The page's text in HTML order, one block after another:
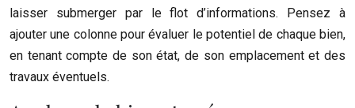
laisser submerger par le flot d’informations. Pensez à
ajouter une colonne pour évaluer le potentiel de chaque bien,
en tenant compte de son état, de son emplacement et des
travaux éventuels.